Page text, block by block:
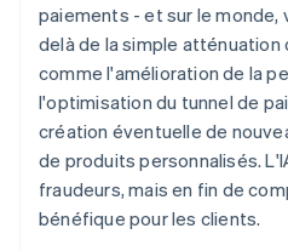
paiements - et sur le monde,
delà de la simple
comme l'amélioration de la
l'optimisation du tunnel de
création éventuelle de
de produits personnalisés.
fraudeurs, mais en fin de
bénéfique pour les clients.